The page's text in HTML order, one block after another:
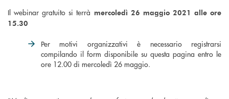
Il webinar gratuito si terrà mercoledì 26 maggio 2021 alle ore
15.30
Per motivi organizzativi è necessario registrarsi
compilando il form disponibile su questa pagina entro le
ore 12.00 di mercoledì 26 maggio.